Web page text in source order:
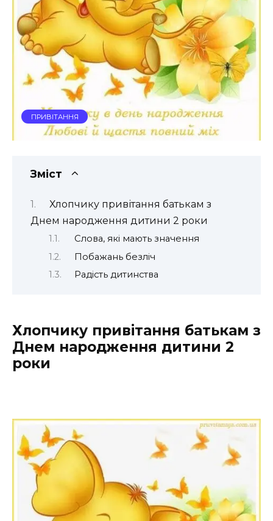
ПРИВІТАННЯ
Зміст
Хлопчику привітання батькам з
Днем народження дитини 2 роки
Слова, які мають значення
Побажань безліч
Радість дитинства
Хлопчику привітання батькам з
Днем народження дитини 2
роки